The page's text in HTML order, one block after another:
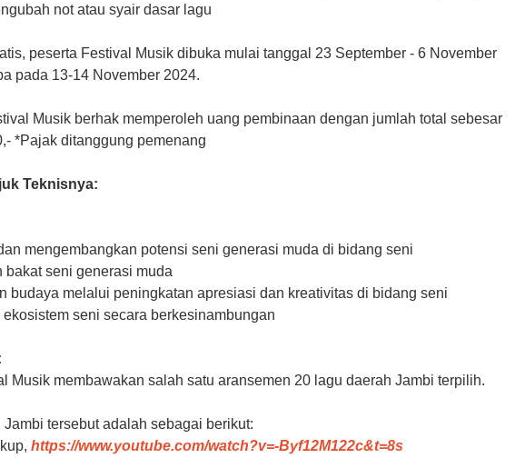
not atau syair dasar lagu
peserta Festival Musik dibuka mulai tanggal 23 September - 6 November
pada 13-14 November 2024.
Musik berhak memperoleh uang pembinaan dengan jumlah total sebesar
*Pajak ditanggung pemenang
Teknisnya:
mengembangkan potensi seni generasi muda di bidang seni
bakat seni generasi muda
budaya melalui peningkatan apresiasi dan kreativitas di bidang seni
seni secara berkesinambungan
Musik membawakan salah satu aransemen 20 lagu daerah Jambi terpilih.
Jambi tersebut adalah sebagai berikut:
https://www.youtube.com/watch?v=-Byf12M122c&t=8s